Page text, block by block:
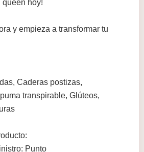
queen hoy!
y empieza a transformar tu
Caderas postizas,
transpirable, Glúteos,
Punto